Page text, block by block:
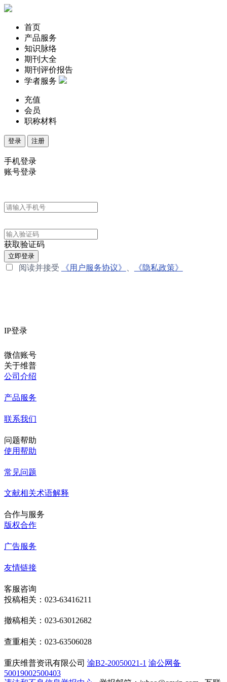
首页
产品服务
知识脉络
期刊大全
期刊评价报告
学者服务
充值
会员
职称材料
登录 注册
手机登录
账号登录
获取验证码
立即登录
阅读并接受 《用户服务协议》 《隐私政策》
IP登录
微信账号
关于维普
公司介绍
产品服务
联系我们
问题帮助
使用帮助
常见问题
文献相关术语解释
合作与服务
版权合作
广告服务
友情链接
客服咨询
投稿相关：023-63416211
撤稿相关：023-63012682
查重相关：023-63506028
重庆维普资讯有限公司 渝B2-20050021-1 渝公网备
50019002500403